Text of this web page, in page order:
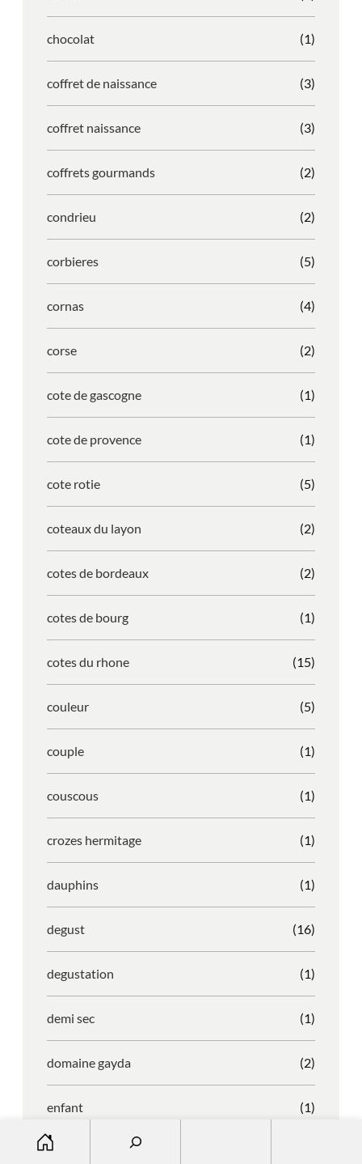
chocolat (1)
coffret de naissance (3)
coffret naissance (3)
coffrets gourmands (2)
condrieu (2)
corbieres (5)
cornas (4)
corse (2)
cote de gascogne (1)
cote de provence (1)
cote rotie (5)
coteaux du layon (2)
cotes de bordeaux (2)
cotes de bourg (1)
cotes du rhone (15)
couleur (5)
couple (1)
couscous (1)
crozes hermitage (1)
dauphins (1)
degust (16)
degustation (1)
demi sec (1)
domaine gayda (2)
enfant (1)
entreprise